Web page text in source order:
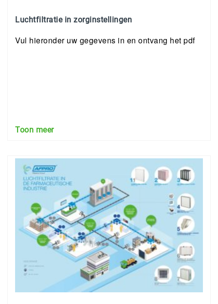
Luchtfiltratie in zorginstellingen
Vul hieronder uw gegevens in en ontvang het pdf
Toon meer